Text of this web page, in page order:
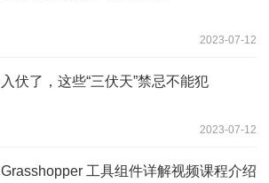
2023-07-12
入伏了，这些“三伏天”禁忌不能犯
2023-07-12
Grasshopper 工具组件详解视频课程介绍